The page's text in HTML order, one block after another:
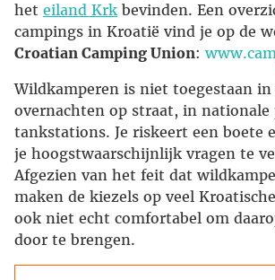
het eiland Krk bevinden. Een
campings in Kroatië vind je op de
Croatian Camping Union:
Wildkamperen is niet toegestaan
overnachten op straat, in nationale
tankstations. Je riskeert een boete
je hoogstwaarschijnlijk vragen te
Afgezien van het feit dat
maken de kiezels op veel
ook niet echt comfortabel om
door te brengen.